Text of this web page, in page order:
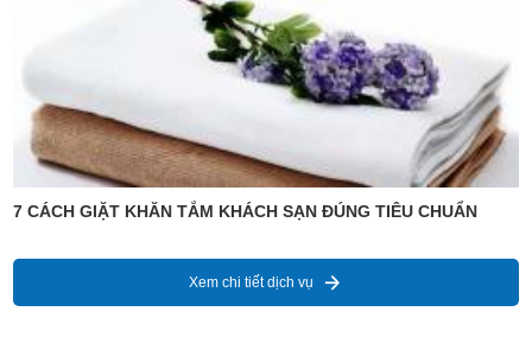
7 CÁCH GIẶT KHĂN TẮM KHÁCH SẠN ĐÚNG TIÊU CHUẨN
Xem chi tiết dịch vụ